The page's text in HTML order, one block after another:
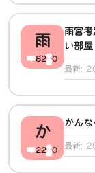
雨
82 0
雨宮
い部屋
最新:
か
22 0
かんな
最新: